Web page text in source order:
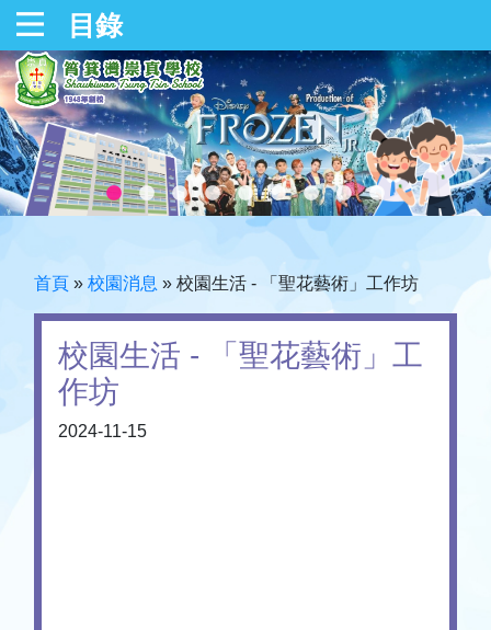
目錄
首頁 » 校園消息 » 校園生活 - 「聖花藝術」工作坊
校園生活 - 「聖花藝術」工
作坊
2024-11-15